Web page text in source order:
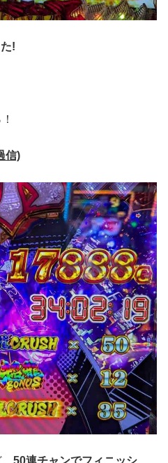
!
信)
50連チャンでフィニッシ